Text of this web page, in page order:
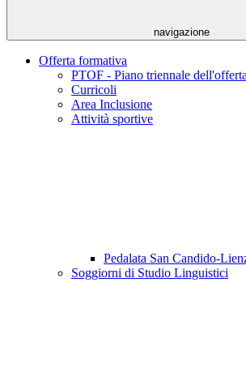
navigazione
Offerta formativa
PTOF - Piano triennale
Curricoli
Area Inclusione
Attività sportive
Pedalata San Candido-
Soggiorni di Studio Linguistici